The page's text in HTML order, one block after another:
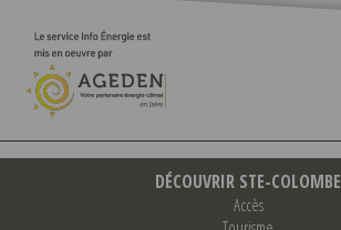
DÉCOUVRIR STE-COLOMBE
Accès